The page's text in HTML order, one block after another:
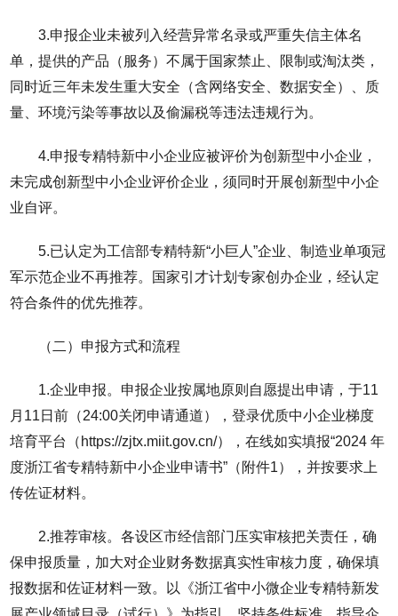
3.申报企业未被列入经营异常名录或严重失信主体名
单，提供的产品（服务）不属于国家禁止、限制或淘汰类，
同时近三年未发生重大安全（含网络安全、数据安全）、质
量、环境污染等事故以及偷漏税等违法违规行为。
4.申报专精特新中小企业应被评价为创新型中小企业，
未完成创新型中小企业评价企业，须同时开展创新型中小企
业自评。
5.已认定为工信部专精特新“小巨人”企业、制造业单项冠
军示范企业不再推荐。国家引才计划专家创办企业，经认定
符合条件的优先推荐。
（二）申报方式和流程
1.企业申报。申报企业按属地原则自愿提出申请，于11
月11日前（24:00关闭申请通道），登录优质中小企业梯度
培育平台（https://zjtx.miit.gov.cn/），在线如实填报“2024 年
度浙江省专精特新中小企业申请书”（附件1），并按要求上
传佐证材料。
2.推荐审核。各设区市经信部门压实审核把关责任，确
保申报质量，加大对企业财务数据真实性审核力度，确保填
报数据和佐证材料一致。以《浙江省中小微企业专精特新发